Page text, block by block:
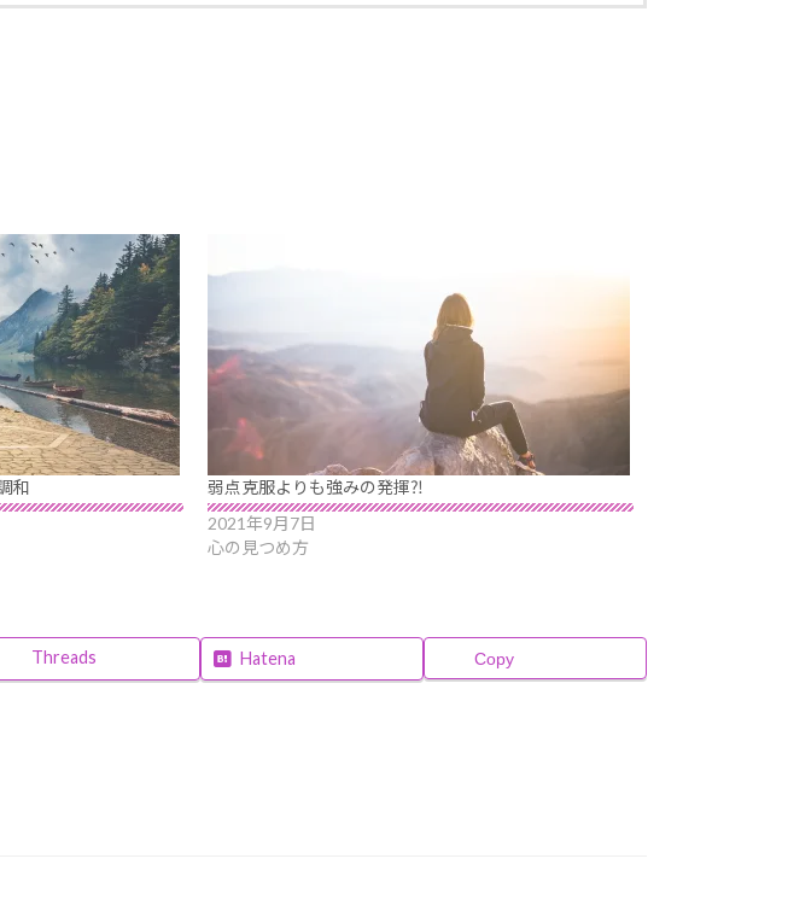
和
弱点克服よりも強みの発揮⁈
2021年9月7日
心の見つめ方
Threads Hatena Copy